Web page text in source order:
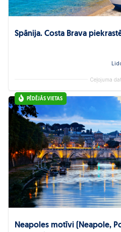
Spānija. Costa Brava
Ceļojuma
PĒDĒJĀS VIETAS
Neapoles motīvi (Neapole,